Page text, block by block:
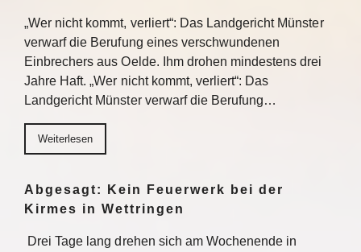
„Wer nicht kommt, verliert“: Das Landgericht Münster
verwarf die Berufung eines verschwundenen
Einbrechers aus Oelde. Ihm drohen mindestens drei
Jahre Haft. „Wer nicht kommt, verliert“: Das
Landgericht Münster verwarf die Berufung…
Weiterlesen
Abgesagt: Kein Feuerwerk bei der
Kirmes in Wettringen
Drei Tage lang drehen sich am Wochenende in